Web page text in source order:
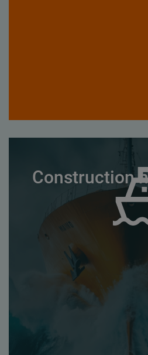
Construction